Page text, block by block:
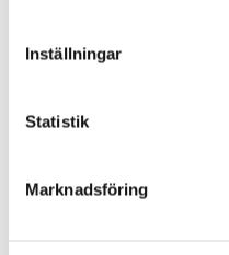
Inställningar
Statistik
Marknadsföring
Läs mer om den